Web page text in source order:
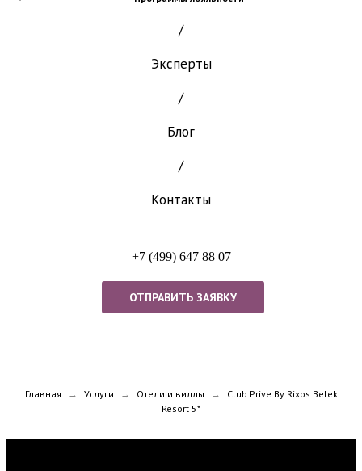
/
Эксперты
/
Блог
/
Контакты
+7 (499) 647 88 07
ОТПРАВИТЬ ЗАЯВКУ
Главная → Услуги → Отели и виллы →
Club Prive By Rixos Belek
Resort 5*